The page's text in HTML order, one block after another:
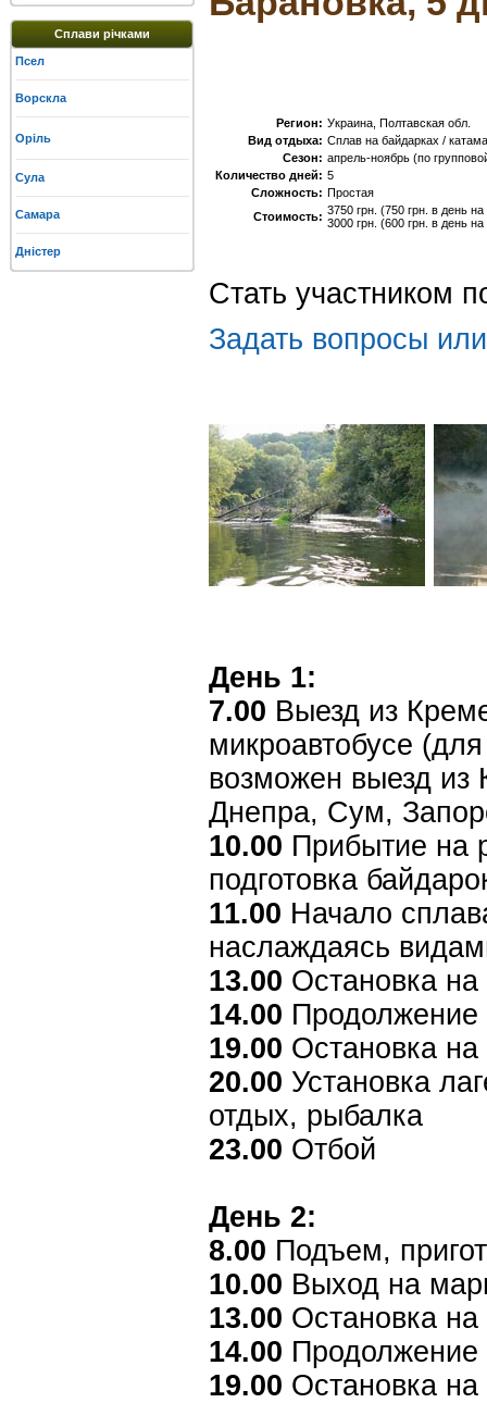
Сплави річками
Псел
Ворскла
Оріль
Сула
Самара
Дністер
Регион: Украина, Полтавская обл.
Вид отдыха: Сплав на байдарках /
Сезон: апрель-ноябрь (по
Количество дней: 5
Сложность: Простая
Стоимость: 3750 грн. (750 грн. в день
3000 грн. (600 грн. в день
Стать участником
Задать вопросы
День 1:
7.00 Выезд из
микроавтобусе
возможен выезд из
Днепра, Сум,
10.00 Прибытие на
подготовка
11.00 Начало
наслаждаясь
13.00 Остановка
14.00 Продолжение
19.00 Остановка
20.00 Установка
отдых, рыбалка
23.00 Отбой
День 2:
8.00 Подъем,
10.00 Выход на
13.00 Остановка на
14.00
19.00 Остановка